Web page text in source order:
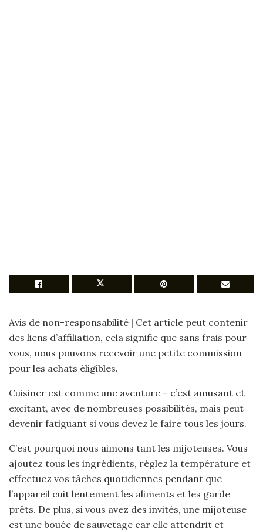
Avis de non-responsabilité | Cet article peut contenir
des liens d’affiliation, cela signifie que sans frais pour
vous, nous pouvons recevoir une petite commission
pour les achats éligibles.
Cuisiner est comme une aventure – c’est amusant et
excitant, avec de nombreuses possibilités, mais peut
devenir fatiguant si vous devez le faire tous les jours.
C’est pourquoi nous aimons tant les mijoteuses. Vous
ajoutez tous les ingrédients, réglez la température et
effectuez vos tâches quotidiennes pendant que
l’appareil cuit lentement les aliments et les garde
prêts. De plus, si vous avez des invités, une mijoteuse
est une bouée de sauvetage car elle attendrit et